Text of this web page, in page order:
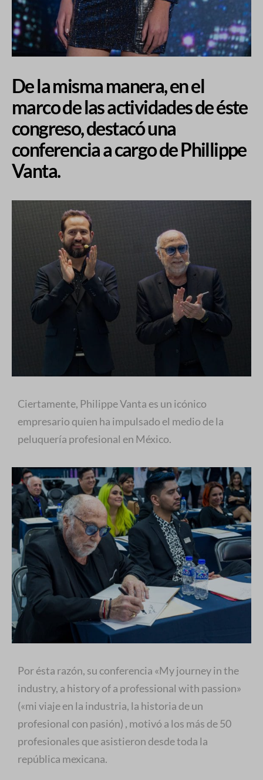
De la misma manera, en el
marco de las actividades de éste
congreso, destacó una
conferencia a cargo de Phillippe
Vanta.
Ciertamente, Philippe Vanta es un icónico
empresario quien ha impulsado el medio de la
peluquería profesional en México.
Por ésta razón, su conferencia «My journey in the
industry, a history of a professional with passion»
(«mi viaje en la industria, la historia de un
profesional con pasión) , motivó a los más de 50
profesionales que asistieron desde toda la
república mexicana.